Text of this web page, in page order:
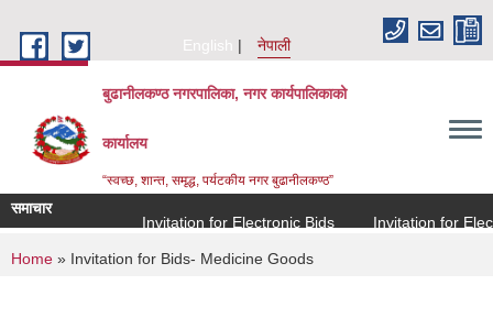
English
नेपाली
बुढानीलकण्ठ नगरपालिका, नगर कार्यपालिकाको
कार्यालय
“स्वच्छ, शान्त, समृद्ध, पर्यटकीय नगर बुढानीलकण्ठ”
समाचार
Invitation for Electronic Bids
Invitation for
You are here
Home » Invitation for Bids- Medicine Goods